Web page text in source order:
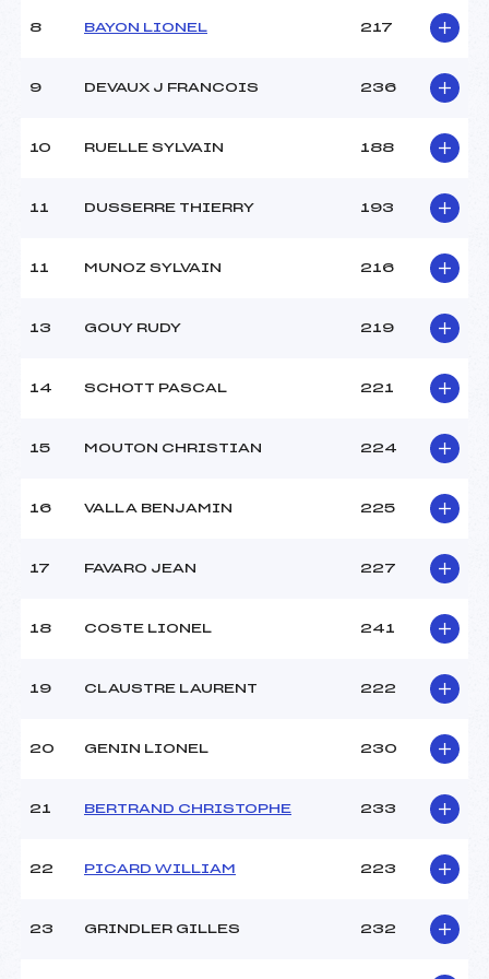
8 BAYON LIONEL 217
9 DEVAUX J FRANCOIS 236
10 RUELLE SYLVAIN 188
11 DUSSERRE THIERRY 193
11 MUNOZ SYLVAIN 216
13 GOUY RUDY 219
14 SCHOTT PASCAL 221
15 MOUTON CHRISTIAN 224
16 VALLA BENJAMIN 225
17 FAVARO JEAN 227
18 COSTE LIONEL 241
19 CLAUSTRE LAURENT 222
20 GENIN LIONEL 230
21 BERTRAND CHRISTOPHE 233
22 PICARD WILLIAM 223
23 GRINDLER GILLES 232